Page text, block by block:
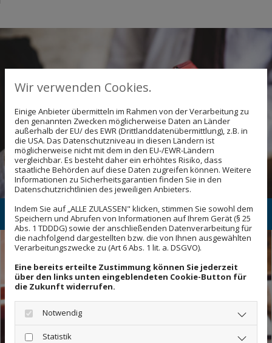
Mietrecht
Wir verwenden Cookies.
Einige Anbieter übermitteln im Rahmen von der Verarbeitung zu
den genannten Zwecken möglicherweise Daten an Länder
außerhalb der EU/ des EWR (Drittlanddatenübermittlung), z.B. in
die USA. Das Datenschutzniveau in diesen Ländern ist
möglicherweise nicht mit dem in den EU-/EWR-Ländern
vergleichbar. Es besteht daher ein erhöhtes Risiko, dass
staatliche Behörden auf diese Daten zugreifen können. Weitere
Informationen zu Sicherheitsgarantien finden Sie in den
Datenschutzrichtlinien des jeweiligen Anbieters.
Indem Sie auf „ALLE ZULASSEN" klicken, stimmen Sie sowohl dem
Speichern und Abrufen von Informationen auf Ihrem Gerät (§ 25
Abs. 1 TDDDG) sowie der anschließenden Datenverarbeitung für
die nachfolgend dargestellten bzw. die von Ihnen ausgewählten
Verarbeitungszwecke zu (Art 6 Abs. 1 lit. a. DSGVO).
Eine bereits erteilte Zustimmung können Sie jederzeit
über den links unten eingeblendeten Cookie-Button für
die Zukunft widerrufen.
Notwendig
Statistik